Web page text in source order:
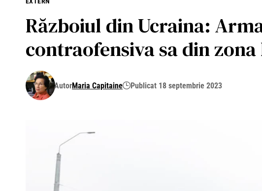
Războiul din Ucraina:
contraofensiva sa din
AutorMaria Capitaine Publicat 18 septembrie 2023